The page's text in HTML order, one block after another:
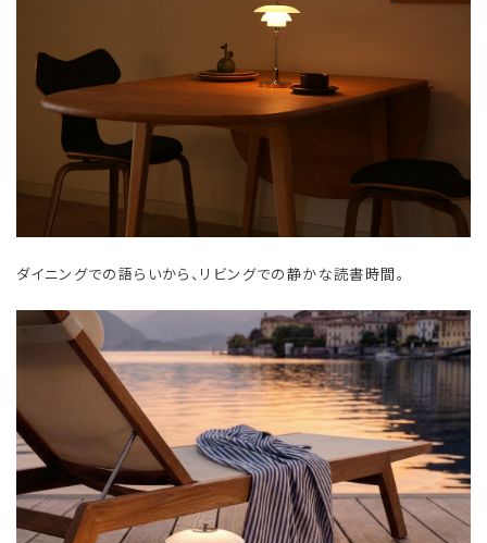
ダイニングでの語らいから、リビングでの静かな読書時間。